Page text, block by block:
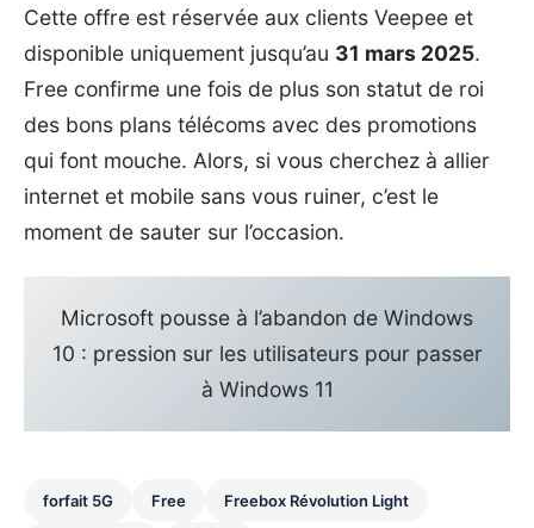
Cette offre est réservée aux clients Veepee et
disponible uniquement jusqu’au 31 mars 2025.
Free confirme une fois de plus son statut de roi
des bons plans télécoms avec des promotions
qui font mouche. Alors, si vous cherchez à allier
internet et mobile sans vous ruiner, c’est le
moment de sauter sur l’occasion.
Microsoft pousse à l’abandon de Windows
10 : pression sur les utilisateurs pour passer
à Windows 11
forfait 5G Free Freebox Révolution Light